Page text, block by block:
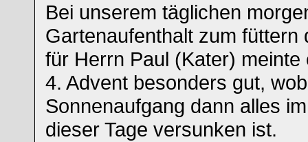
Bei unserem täglichen
Gartenaufenthalt zum füttern
für Herrn Paul (Kater)
4. Advent besonders gut,
Sonnenaufgang dann alles
dieser Tage versunken ist.